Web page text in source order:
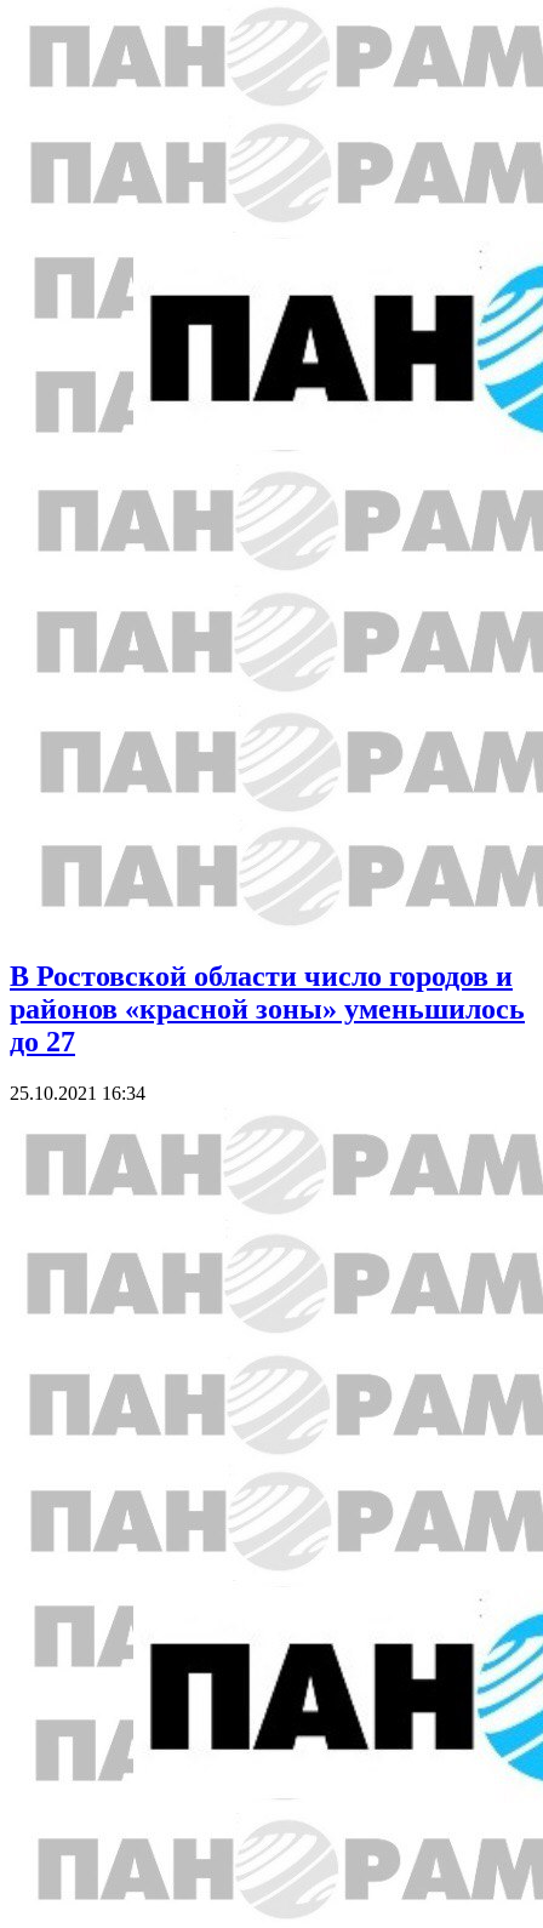
В Ростовской области число городов и
районов «красной зоны» уменьшилось
до 27
25.10.2021 16:34